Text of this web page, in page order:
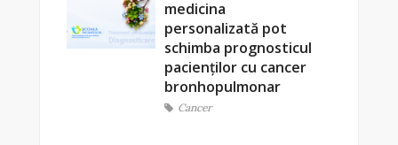
medicina
personalizată pot
schimba prognosticul
pacienților cu cancer
bronhopulmonar
Cancer